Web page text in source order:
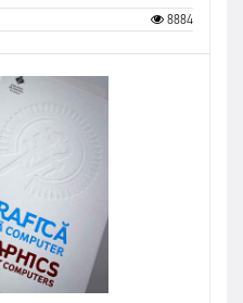
8884